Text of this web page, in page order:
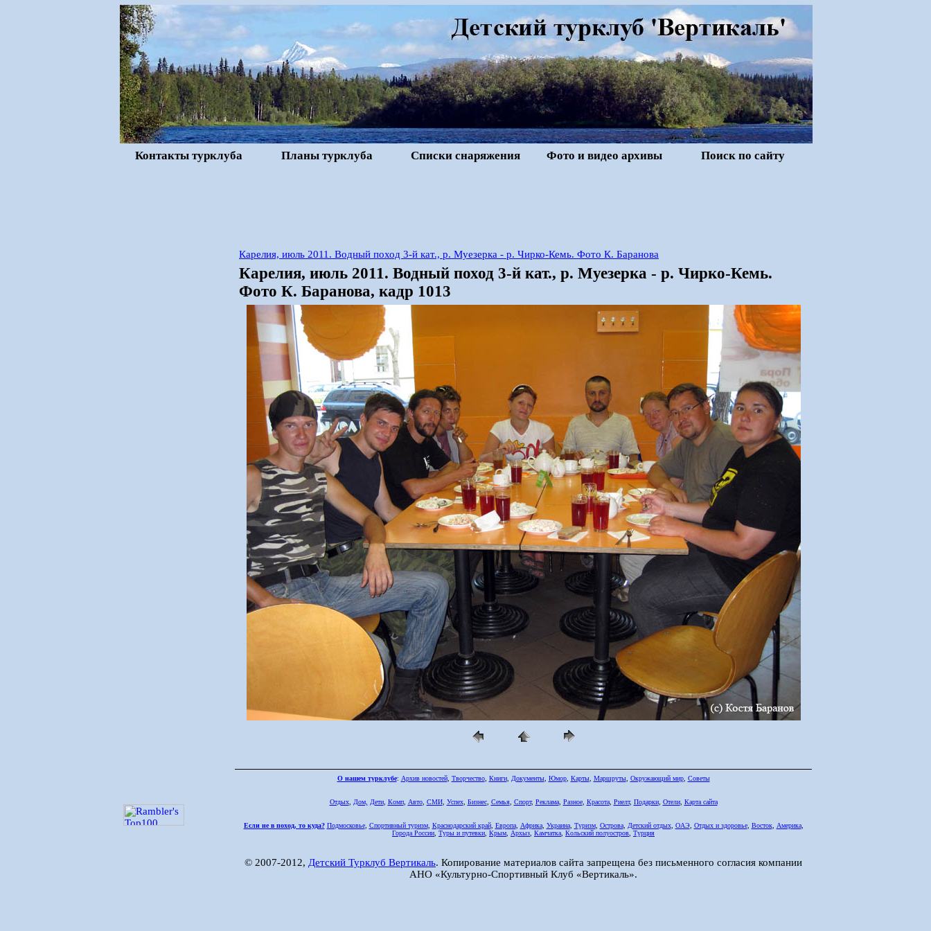
Контакты турклуба Планы турклуба Списки снаряжения Фото и видео архивы Поиск по сайту
Карелия, июль 2011. Водный поход 3-й кат., р. Муезерка - р. Чирко-Кемь. Фото К. Баранова
Карелия, июль 2011. Водный поход 3-й кат., р. Муезерка - р. Чирко-Кемь.
Фото К. Баранова, кадр 1013
О нашем турклубе: Архив новостей, Творчество, Книги, Документы, Юмор, Карты, Маршруты, Окружающий мир, Советы
Отдых, Дом, Дети, Комп, Авто, СМИ, Успех, Бизнес, Семья, Спорт, Реклама, Разное, Красота, Риелт, Подарки, Отели, Карта сайта
Если не в поход, то куда? Подмосковье, Спортивный туризм, Краснодарский край, Европа, Африка, Украина, Туризм, Острова, Детский отдых, ОАЭ, Отдых и здоровье, Восток, Америка,
Города России Туры и путевки Крым Архыз Камчатка Кольский полуостров Турция
© 2007-2012, Детский Турклуб Вертикаль. Копирование материалов сайта запрещена без письменного согласия компании
АНО «Культурно-Спортивный Клуб «Вертикаль».